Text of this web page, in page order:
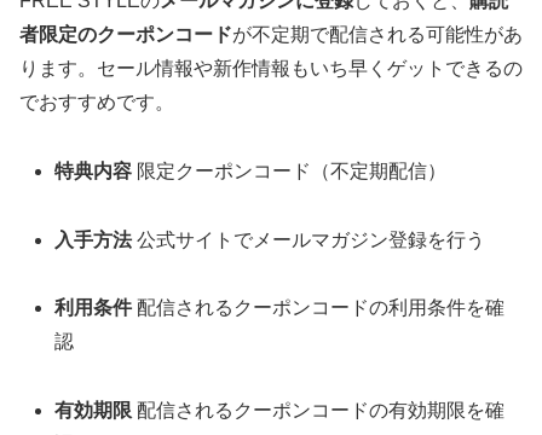
者限定のクーポンコードが不定期で配信される可能性があ
ります。セール情報や新作情報もいち早くゲットできるの
でおすすめです。
特典内容 限定クーポンコード（不定期配信）
入手方法公式サイトでメールマガジン登録を行う
利用条件配信されるクーポンコードの利用条件を確
認
有効期限 配信されるクーポンコードの有効期限を確